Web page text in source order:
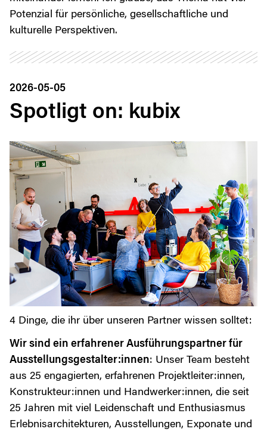
Potenzial für persönliche, gesellschaftliche und
kulturelle Perspektiven.
2026-05-05
Spotligt on: kubix
4 Dinge, die ihr über unseren Partner wissen solltet:
Wir sind ein erfahrener Ausführungspartner für
Ausstellungsgestalter:innen: Unser Team besteht
aus 25 engagierten, erfahrenen Projektleiter:innen,
Konstrukteur:innen und Handwerker:innen, die seit
25 Jahren mit viel Leidenschaft und Enthusiasmus
Erlebnisarchitekturen, Ausstellungen, Exponate und